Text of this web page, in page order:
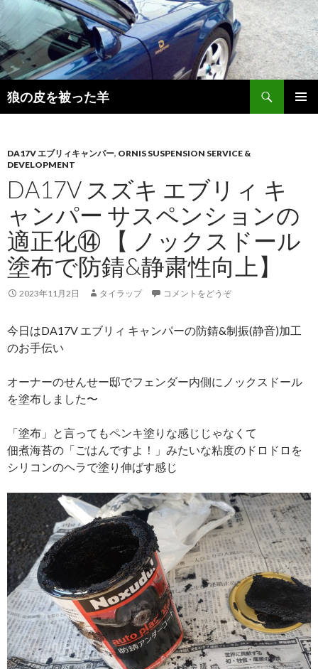
狼の皮を被った羊
検
索
ン
ツ
へ
移
動
DA17V エブリィキャンパー, ORNIS SUSPENSION SERVICE &
DEVELOPMENT
DA17V スズキ エブリィ キ
ャンパー サスペンションの
適正化⑭ 【 ノックスドール
塗布で防錆&静粛性向上】
2023年11月2日 タイラップ コメントをどうぞ
今日はDA17V エブリィ キャンパーの防錆&制振(静音)加工
のお手伝い
オーナーのせんせー邸でフェンダー内側にノックスドール
を塗布しました〜
「塗布」と言ってもペンキ塗りな感じじゃなくて
佃煮海苔の「ごはんですよ！」みたいな粘度のドロドロを
シリコンのヘラで塗り伸ばす感じ